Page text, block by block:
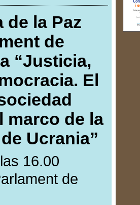
de la Paz
de
“Justicia,
El
marco de la
Ucrania”
16.00
de